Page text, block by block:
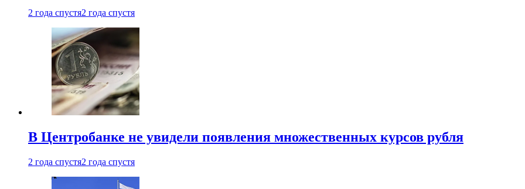
2 года спустя2 года спустя
В Центробанке не увидели появления множественных курсов рубля
2 года спустя2 года спустя